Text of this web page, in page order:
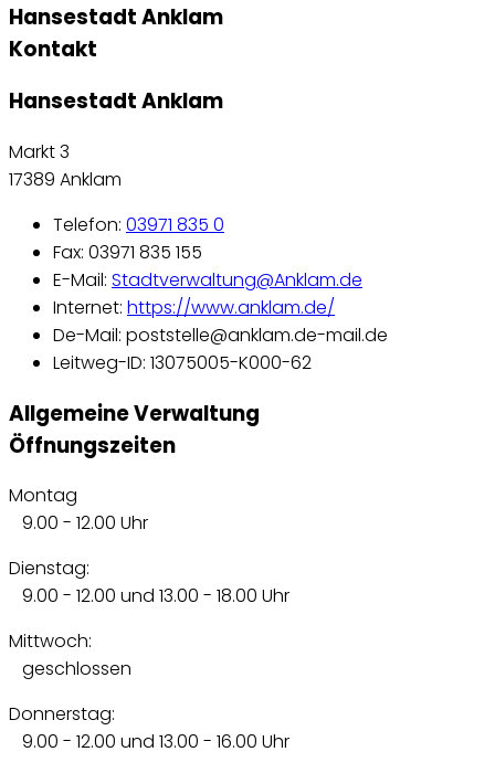
Hansestadt Anklam
Kontakt
Hansestadt Anklam
Markt 3
17389 Anklam
Telefon: 03971 835 0
Fax: 03971 835 155
E-Mail: Stadtverwaltung@Anklam.de
Internet: https://www.anklam.de/
De-Mail: poststelle@anklam.de-mail.de
Leitweg-ID: 13075005-K000-62
Allgemeine Verwaltung
Öffnungszeiten
Montag
9.00 - 12.00 Uhr
Dienstag:
9.00 - 12.00 und 13.00 - 18.00 Uhr
Mittwoch:
geschlossen
Donnerstag:
9.00 - 12.00 und 13.00 - 16.00 Uhr